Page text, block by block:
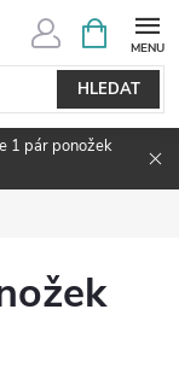
HLEDAT
NÁKUPNÍ
KOŠÍK
1 pár ponožek